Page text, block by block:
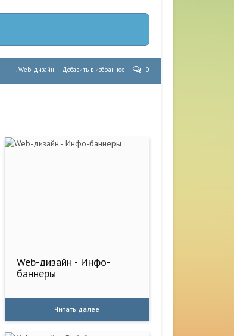
,Web-дизайн Добавить в избранное 0
Web-дизайн - Инфо-
баннеры
Читать далее